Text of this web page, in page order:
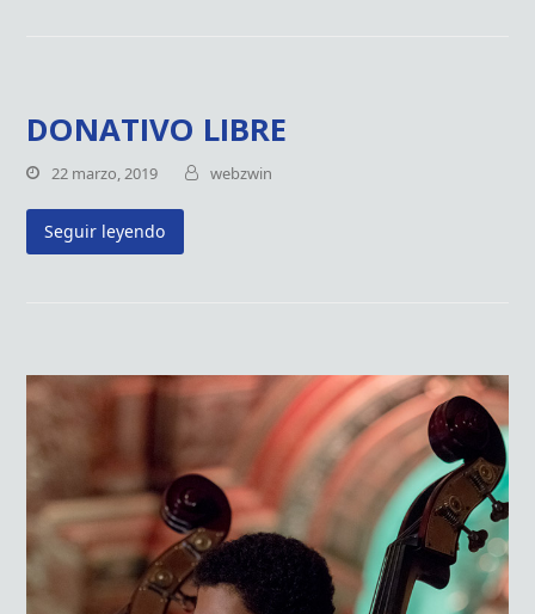
DONATIVO LIBRE
22 marzo, 2019 webzwin
Seguir leyendo